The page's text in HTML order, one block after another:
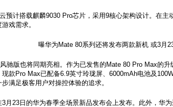
预计搭载麒麟9030 Pro芯片，采用9核心架构设计。在主
戏需求。
驰版也将同期亮相。作为已发售的Mate 80 Pro Max的
款Pro Max已配备6.9英寸玲珑屏、6000mAh电池及
满足极客用户对操控体验的追求。
月23日的华为春季全场景新品发布会上发布。此外，华为